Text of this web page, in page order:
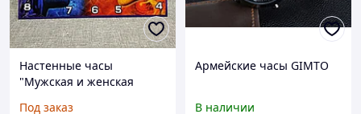
Настенные часы
"Мужская и женская
Под заказ
Армейские часы GIMTO
В наличии